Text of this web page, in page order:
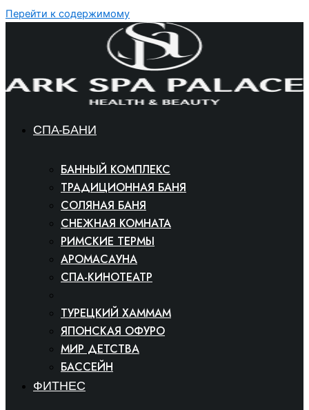
Перейти к содержимому
СПА-БАНИ
БАННЫЙ КОМПЛЕКС
ТРАДИЦИОННАЯ БАНЯ
СОЛЯНАЯ БАНЯ
СНЕЖНАЯ КОМНАТА
РИМСКИЕ ТЕРМЫ
АРОМАСАУНА
СПА-КИНОТЕАТР
ТУРЕЦКИЙ ХАММАМ
ЯПОНСКАЯ ОФУРО
МИР ДЕТСТВА
БАССЕЙН
ФИТНЕС